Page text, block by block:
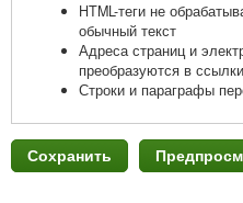
HTML-теги не
обычный текст
Адреса страниц и
преобразуются в
Строки и параграфы